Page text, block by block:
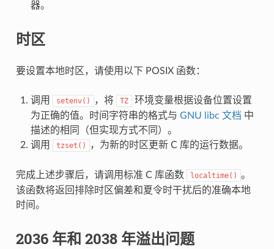
器。
时区
要设置本地时区，请使用以下 POSIX 函数：
调用 setenv() ，将 TZ
环境变量根据设备位置设置
为正确的值。时间字符串的格式与 GNU libc 文档 中
描述的相同（但实现方式不同）。
调用
tzset() ，为新的时区更新 C 库的运行数据。
完成上述步骤后，请调用标准 C 库函数 localtime() 。
该函数将返回排除时区偏差和夏令时干扰后的准确本地
时间。
2036 年和 2038 年溢出问题